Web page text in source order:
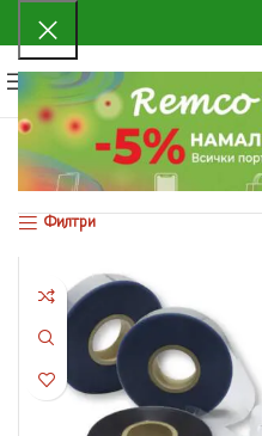
МЕНЮ
Начало Продуктът Размер 50/
Показване на единствения
Филтри